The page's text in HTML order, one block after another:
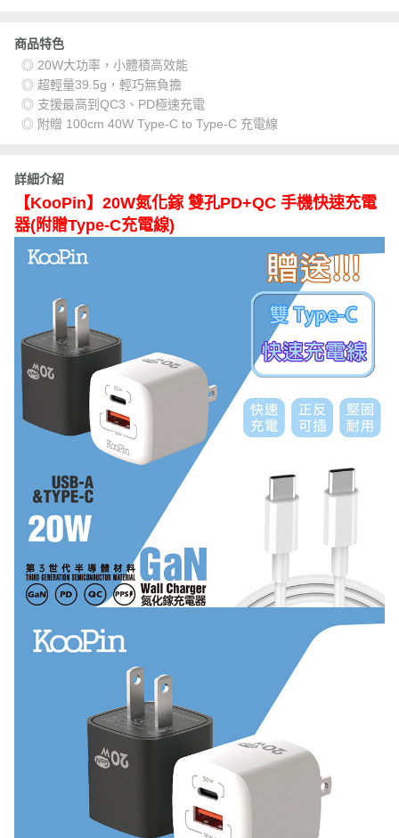
商品特色
◎ 20W大功率，小體積高效能
◎ 超輕量39.5g，輕巧無負擔
◎ 支援最高到QC3、PD極速充電
◎ 附贈 100cm 40W Type-C to Type-C 充電線
詳細介紹
【KooPin】20W氮化鎵 雙孔PD+QC 手機快速充電
器(附贈Type-C充電線)